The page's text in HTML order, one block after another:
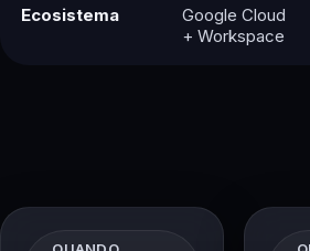
Ecosistema
Google Cloud
+ Workspace